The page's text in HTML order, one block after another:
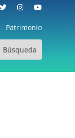
Patrimonio